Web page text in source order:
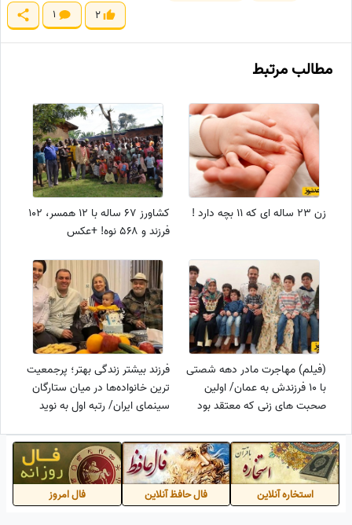
2
1
مطالب مرتبط
زن 23 ساله ای که 11 بچه دارد !
کشاورز 67 ساله با ۱۲ همسر، ۱۰۲
فرزند و ۵۶۸ نوه! +عکس
(فیلم) مهاجرت مادر دهه شصتی
با 10 فرزندش به عمان/ اولین
صحبت های زنی که معتقد بود
است...
فرزند بیشتر زندگی بهتر؛ پرجمعیت
ترین خانواده‌ها در میان ستارگان
سینمای ایران/ رتبه اول به نوید
ساعدسهیلی و...
استخاره آنلاین فال حافظ آنلاین فال امروز